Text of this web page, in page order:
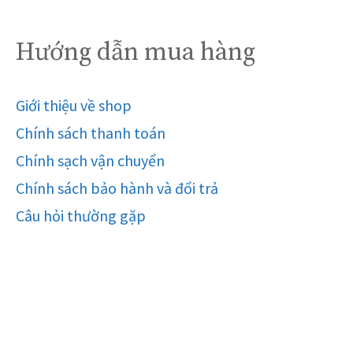
Hướng dẫn mua hàng
Giới thiệu về shop
Chính sách thanh toán
Chính sạch vận chuyển
Chính sách bảo hành và đổi trả
Câu hỏi thường gặp